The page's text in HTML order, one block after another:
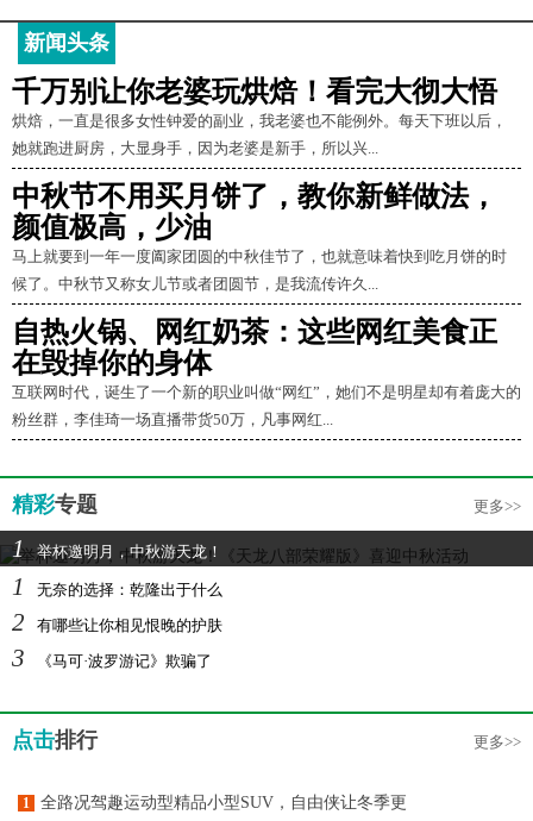
新闻头条
千万别让你老婆玩烘焙！看完大彻大悟
烘焙，一直是很多女性钟爱的副业，我老婆也不能例外。每天下班以后，
她就跑进厨房，大显身手，因为老婆是新手，所以兴...
中秋节不用买月饼了，教你新鲜做法，
颜值极高，少油
马上就要到一年一度阖家团圆的中秋佳节了，也就意味着快到吃月饼的时
候了。中秋节又称女儿节或者团圆节，是我流传许久...
自热火锅、网红奶茶：这些网红美食正
在毁掉你的身体
互联网时代，诞生了一个新的职业叫做“网红”，她们不是明星却有着庞大的
粉丝群，李佳琦一场直播带货50万，凡事网红...
精彩专题 更多>>
1 举杯邀明月，中秋游天龙！
1 无奈的选择：乾隆出于什么
2 有哪些让你相见恨晚的护肤
3 《马可·波罗游记》欺骗了
点击排行 更多>>
1 全路况驾趣运动型精品小型SUV，自由侠让冬季更